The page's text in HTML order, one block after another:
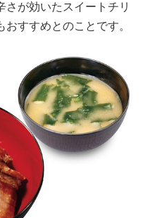
さが効いたスイートチリ
すすめとのことです。